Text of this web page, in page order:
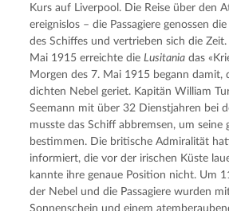
Kurs auf Liverpool. Die Reise über den
ereignislos – die Passagiere genossen
des Schiffes und vertrieben sich die
Mai 1915 erreichte die Lusitania das
Morgen des 7. Mai 1915 begann damit,
dichten Nebel geriet. Kapitän William
Seemann mit über 32 Dienstjahren bei
musste das Schiff abbremsen, um seine
bestimmen. Die britische Admiralität
informiert, die vor der irischen Küste
kannte ihre genaue Position nicht. Um
der Nebel und die Passagiere wurden
Sonnenschein und einem